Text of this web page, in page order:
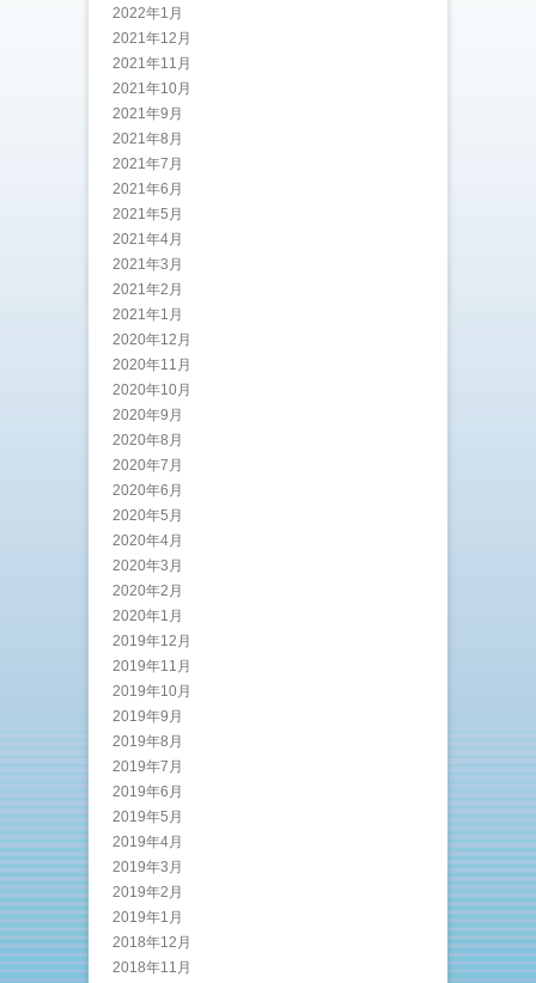
2022年1月
2021年12月
2021年11月
2021年10月
2021年9月
2021年8月
2021年7月
2021年6月
2021年5月
2021年4月
2021年3月
2021年2月
2021年1月
2020年12月
2020年11月
2020年10月
2020年9月
2020年8月
2020年7月
2020年6月
2020年5月
2020年4月
2020年3月
2020年2月
2020年1月
2019年12月
2019年11月
2019年10月
2019年9月
2019年8月
2019年7月
2019年6月
2019年5月
2019年4月
2019年3月
2019年2月
2019年1月
2018年12月
2018年11月